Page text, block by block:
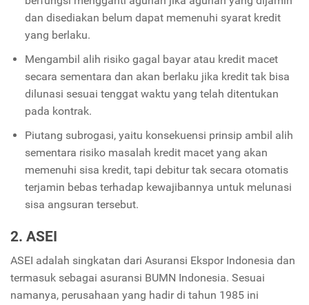
dan disediakan belum dapat memenuhi syarat kredit
yang berlaku.
Mengambil alih risiko gagal bayar atau kredit macet
secara sementara dan akan berlaku jika kredit tak bisa
dilunasi sesuai tenggat waktu yang telah ditentukan
pada kontrak.
Piutang subrogasi, yaitu konsekuensi prinsip ambil alih
sementara risiko masalah kredit macet yang akan
memenuhi sisa kredit, tapi debitur tak secara otomatis
terjamin bebas terhadap kewajibannya untuk melunasi
sisa angsuran tersebut.
2. ASEI
ASEI adalah singkatan dari Asuransi Ekspor Indonesia dan
termasuk sebagai asuransi BUMN Indonesia. Sesuai
namanya, perusahaan yang hadir di tahun 1985 ini